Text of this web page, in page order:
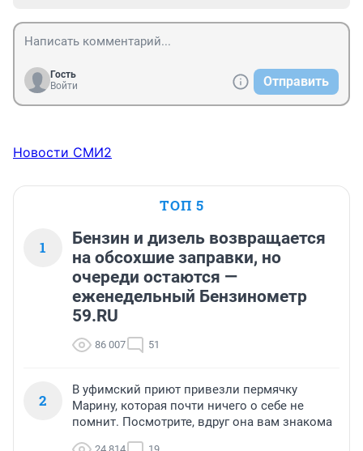
Гость
Войти
Отправить
Новости СМИ2
ТОП 5
1
Бензин и дизель возвращается
на обсохшие заправки, но
очереди остаются —
еженедельный Бензинометр
59.RU
86 007 51
2
В уфимский приют привезли пермячку
Марину, которая почти ничего о себе не
помнит. Посмотрите, вдруг она вам знакома